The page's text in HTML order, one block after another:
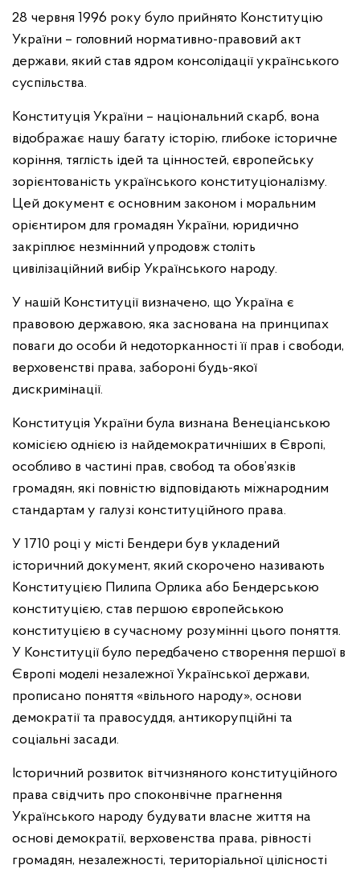
28 червня 1996 року було прийнято Конституцію
України – головний нормативно-правовий акт
держави, який став ядром консолідації українського
суспільства.
Конституція України – національний скарб, вона
відображає нашу багату історію, глибоке історичне
коріння, тяглість ідей та цінностей, європейську
зорієнтованість українського конституціоналізму.
Цей документ є основним законом і моральним
орієнтиром для громадян України, юридично
закріплює незмінний упродовж століть
цивілізаційний вибір Українського народу.
У нашій Конституції визначено, що Україна є
правовою державою, яка заснована на принципах
поваги до особи й недоторканності її прав і свободи,
верховенстві права, забороні будь-якої
дискримінації.
Конституція України була визнана Венеціанською
комісією однією із найдемократичніших в Європі,
особливо в частині прав, свобод та обов’язків
громадян, які повністю відповідають міжнародним
стандартам у галузі конституційного права.
У 1710 році у місті Бендери був укладений
історичний документ, який скорочено називають
Конституцією Пилипа Орлика або Бендерською
конституцією, став першою європейською
конституцією в сучасному розумінні цього поняття.
У Конституції було передбачено створення першої в
Європі моделі незалежної Української держави,
прописано поняття «вільного народу», основи
демократії та правосуддя, антикорупційні та
соціальні засади.
Історичний розвиток вітчизняного конституційного
права свідчить про споконвічне прагнення
Українського народу будувати власне життя на
основі демократії, верховенства права, рівності
громадян, незалежності, територіальної цілісності